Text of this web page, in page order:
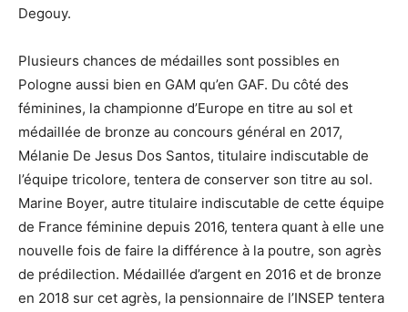
Degouy.
Plusieurs chances de médailles sont possibles en
Pologne aussi bien en GAM qu’en GAF. Du côté des
féminines, la championne d’Europe en titre au sol et
médaillée de bronze au concours général en 2017,
Mélanie De Jesus Dos Santos, titulaire indiscutable de
l’équipe tricolore, tentera de conserver son titre au sol.
Marine Boyer, autre titulaire indiscutable de cette équipe
de France féminine depuis 2016, tentera quant à elle une
nouvelle fois de faire la différence à la poutre, son agrès
de prédilection. Médaillée d’argent en 2016 et de bronze
en 2018 sur cet agrès, la pensionnaire de l’INSEP tentera